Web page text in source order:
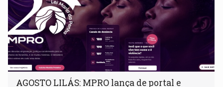
AGOSTO LILÁS: MPRO lança de portal e